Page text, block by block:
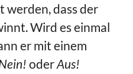
werden, dass der
Wird es einmal
er mit einem
oderAus!